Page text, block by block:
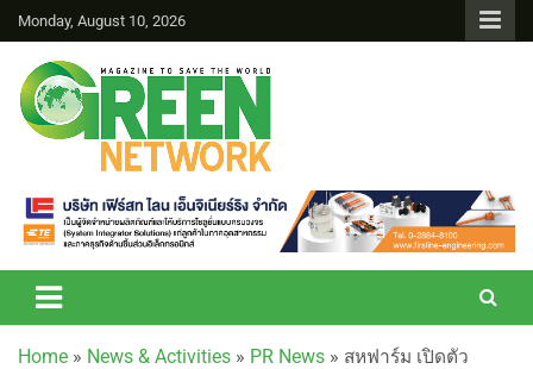
Monday, August 10, 2026
Green Network
Home » News & Activities » PR News » สหฟาร์ม เปิดตัว